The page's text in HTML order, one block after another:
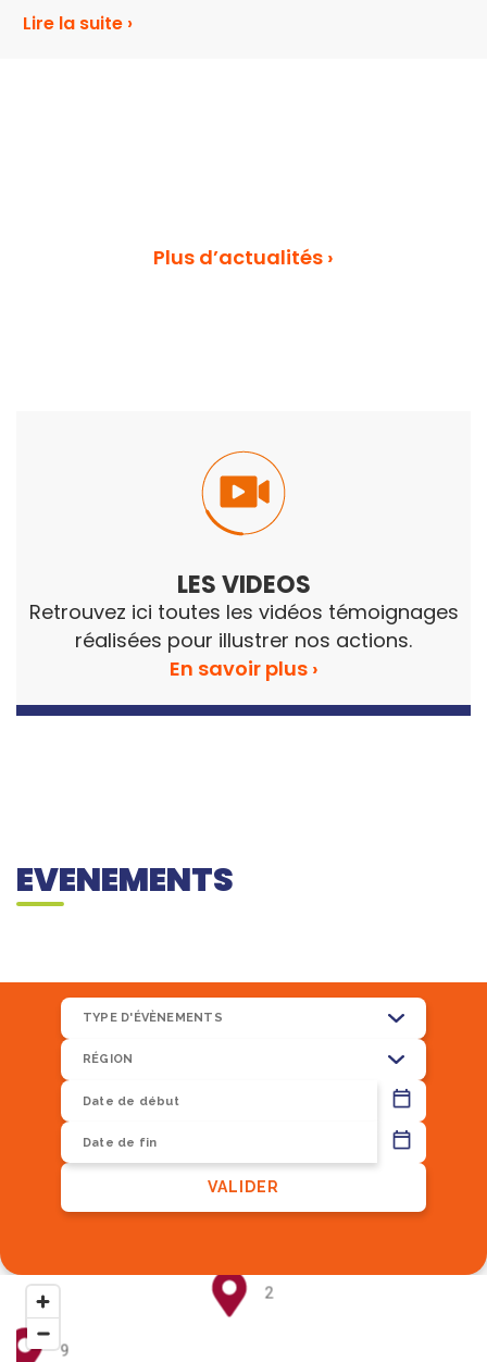
Lire la suite ›
Plus d’actualités ›
LES VIDEOS
Retrouvez ici toutes les vidéos témoignages
réalisées pour illustrer nos actions.
En savoir plus ›
EVENEMENTS
TYPE D'ÉVÈNEMENTS
RÉGION
VALIDER
2
13
9